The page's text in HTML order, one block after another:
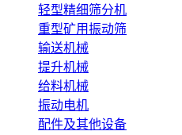
轻型精细筛分机
重型矿用振动筛
输送机械
提升机械
给料机械
振动电机
配件及其他设备